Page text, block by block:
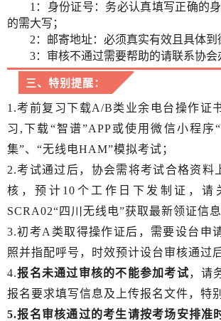
1：身份证号：务必认真填写正确的
的需大写；
2：邮寄地址：必须真实有效且具体到
3：审核不通过需要帮助的请联系协会
三、特别提醒：
1.考前复习下载A/B类业余电台操作证
习,下载“智谱”APP或使用微信小程序
集”、“无线电HAM”模拟考试；
2.考试通过后，协会需将考试合格资料
核，预计10个工作日下发制证，请
SCRA02“四川无线电”获取最新领证信息
3.初考A类取得操作证后，需要设台申
照并指配呼号 ， 时效预计设台审核通过
4.报名未通过审核的不能参加考试，请
报名要求填写信息及上传报名文件，特
5.报名审核通过的考生请按考场安排准